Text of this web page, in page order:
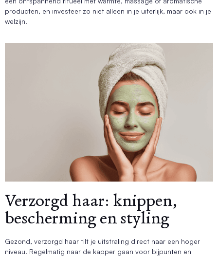
producten, en investeer zo niet alleen in je uiterlijk, maar ook in je
welzijn.
Verzorgd haar: knippen,
bescherming en styling
Gezond, verzorgd haar tilt je uitstraling direct naar een hoger
niveau. Regelmatig naar de kapper gaan voor bijpunten en